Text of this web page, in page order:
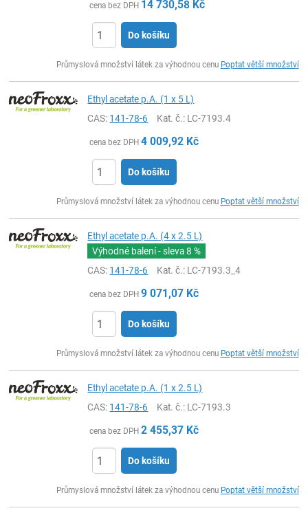
cena bez DPH 14 730,58 Kč
Do košíku
Průmyslová množství látek za výhodnou cenu Poptat větší množství
Ethyl acetate p.A. (1 x 5 L)
CAS: 141-78-6 Kat. č.: LC-7193.4
cena bez DPH 4 009,92 Kč
Do košíku
Průmyslová množství látek za výhodnou cenu Poptat větší množství
Ethyl acetate p.A. (4 x 2.5 L)
Výhodné balení - sleva8 %
CAS: 141-78-6 Kat. č.: LC-7193.3_4
cena bez DPH 9 071,07 Kč
Do košíku
Průmyslová množství látek za výhodnou cenu Poptat větší množství
Ethyl acetate p.A. (1 x 2.5 L)
CAS: 141-78-6 Kat. č.: LC-7193.3
cena bez DPH 2 455,37 Kč
Do košíku
Průmyslová množství látek za výhodnou cenu Poptat větší množství